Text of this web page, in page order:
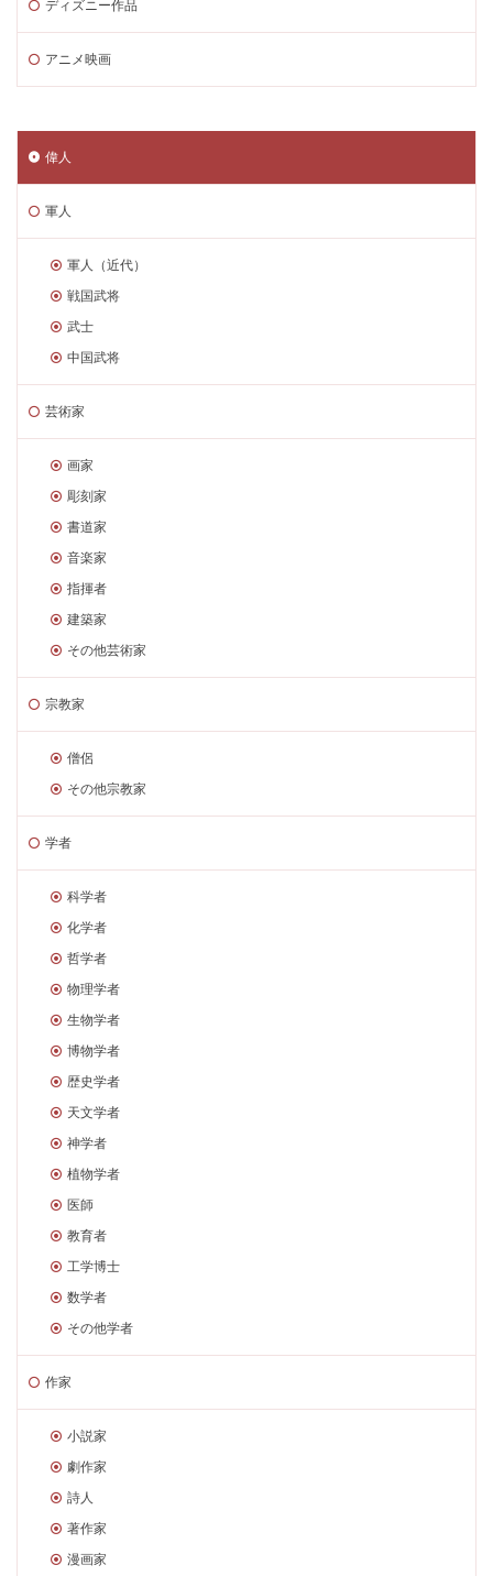
ディズニー作品
アニメ映画
偉人
軍人
軍人（近代）
戦国武将
武士
中国武将
芸術家
画家
彫刻家
書道家
音楽家
指揮者
建築家
その他芸術家
宗教家
僧侶
その他宗教家
学者
科学者
化学者
哲学者
物理学者
生物学者
博物学者
歴史学者
天文学者
神学者
植物学者
医師
教育者
工学博士
数学者
その他学者
作家
小説家
劇作家
詩人
著作家
漫画家